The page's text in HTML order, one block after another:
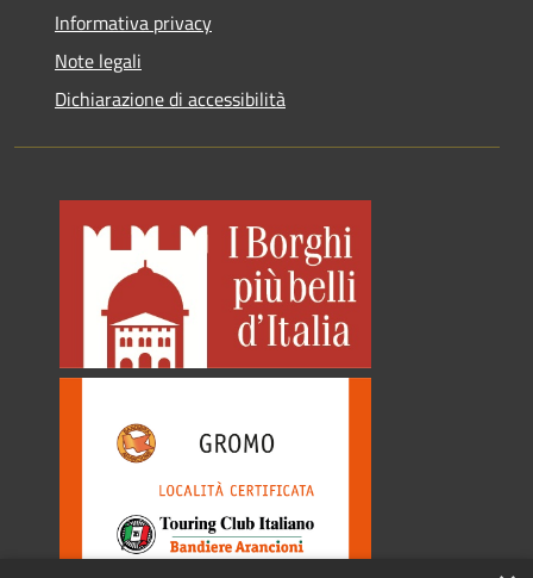
Informativa privacy
Note legali
Dichiarazione di accessibilità